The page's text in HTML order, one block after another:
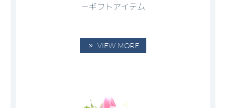
ーギフトアイテム
VIEW MORE